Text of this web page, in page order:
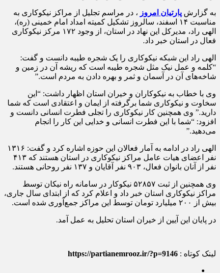
به گزارش پارتیان امروز ، در مراسم تجلیل از مراکز نیکوکاری به
مناسبت ۱۴ اسفند، سالروز تشکیل کمیته امداد امام خمینی (ره)،
الهی راد، مدیرکل این نهاد در استان، از وجود ۱۷۲ مرکز نیکوکاری
فعال در استان خبر داد.
الهی راد این شبکه نیکوکاری را یک شجره طیبه دانست و گفت:
“کلمه و عمل نیک مثل شجره طیبه است که ریشه آن در زمین و
شاخه‌های آن در آسمان و ثمر و بهره دادن به مردم است.”
وی با خطاب به نیکوکاران و خیران استان اظهار داشت: “این
سخاوت و نیکوکاری شما برگرفته از ایمان و اعتقادی است که شما
دارید.” وی همچنین کار نیکوکاری را تجلی فطرت انسانی دانست و
افزود: “شما با این فطرت انسانی و خدایی این کار را انجام
می‌دهید.”
الهی راد در ادامه به آمار فعالان این حوزه اشاره کرد و گفت: ۱۳۱۶
نفر اعضای هیات عامل مراکز نیکوکاری در استان هستند که ۴۱۳
نفر از آنان بانوان فعال، ۹۰۳ نفر آقایان و ۱۳۷ نفر روحانی هستند.
وی همچنین از ثبت ۵۲۸۵۷ نیکوکار در سامانه راه نیکان توسط
مراکز نیکوکاری استان خبر داد و اعلام کرد که از ابتدای سال جاری،
بیش از ۲۰۰ میلیارد تومان توسط این مراکز جمع‌آوری شده است.
در پایان این آیین از خیران استان تحلیل به عمل آمد.
لینک کوتاه : https://partianemrooz.ir/?p=9146